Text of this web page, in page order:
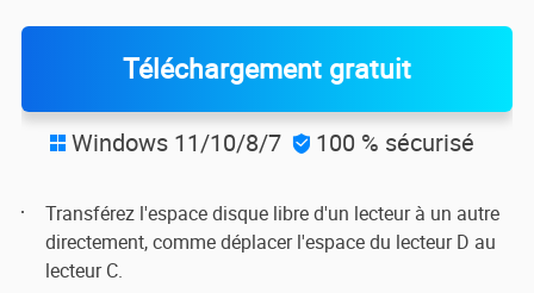
Téléchargement gratuit
 Windows 11/10/8/7  100 % sécurisé
Transférez l'espace disque libre d'un lecteur à un autre
directement, comme déplacer l'espace du lecteur D au
lecteur C.